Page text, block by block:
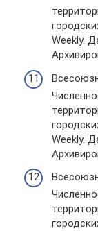
Weekly.
Weekly.